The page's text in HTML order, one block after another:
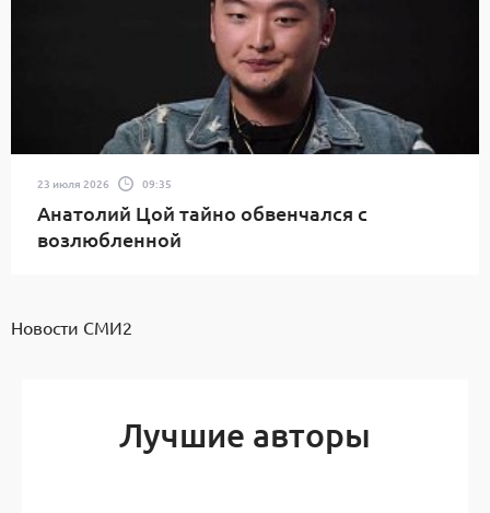
23 июля 2026 09:35
Анатолий Цой тайно обвенчался с
возлюбленной
Новости СМИ2
Лучшие авторы